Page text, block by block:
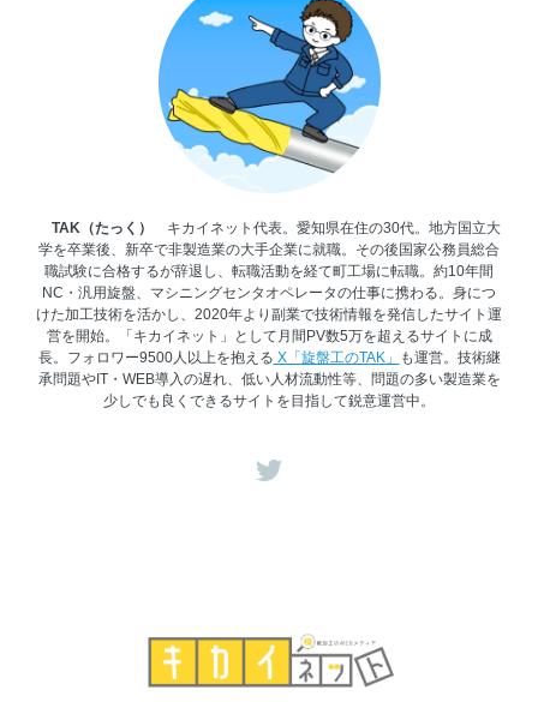
TAK（たっく）
キカイネット代表。愛知県在住の30代。地方国立大
学を卒業後、新卒で非製造業の大手企業に就職。その後国家公務員総合
職試験に合格するが辞退し、転職活動を経て町工場に転職。約10年間
NC・汎用旋盤、マシニングセンタオペレータの仕事に携わる。身につ
けた加工技術を活かし、2020年より副業で技術情報を発信したサイト運
営を開始。「キカイネット」として月間PV数5万を超えるサイトに成
長。フォロワー9500人以上を抱える X「旋盤工のTAK」
も運営。技術継
承問題やIT・WEB導入の遅れ、低い人材流動性等、問題の多い製造業を
少しでも良くできるサイトを目指して鋭意運営中。